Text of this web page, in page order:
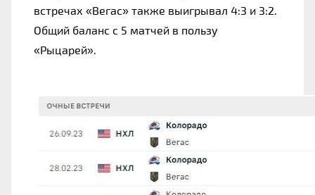
встречах «Вегас» также выигрывал 4:3 и 3:2.
Общий баланс с 5 матчей в пользу
«Рыцарей».